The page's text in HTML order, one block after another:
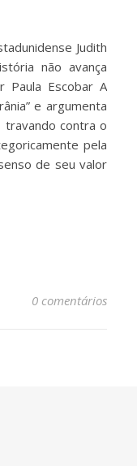
Judith
não avança
Paula Escobar A
e argumenta
travando contra o
pela
de seu valor
0 comentários